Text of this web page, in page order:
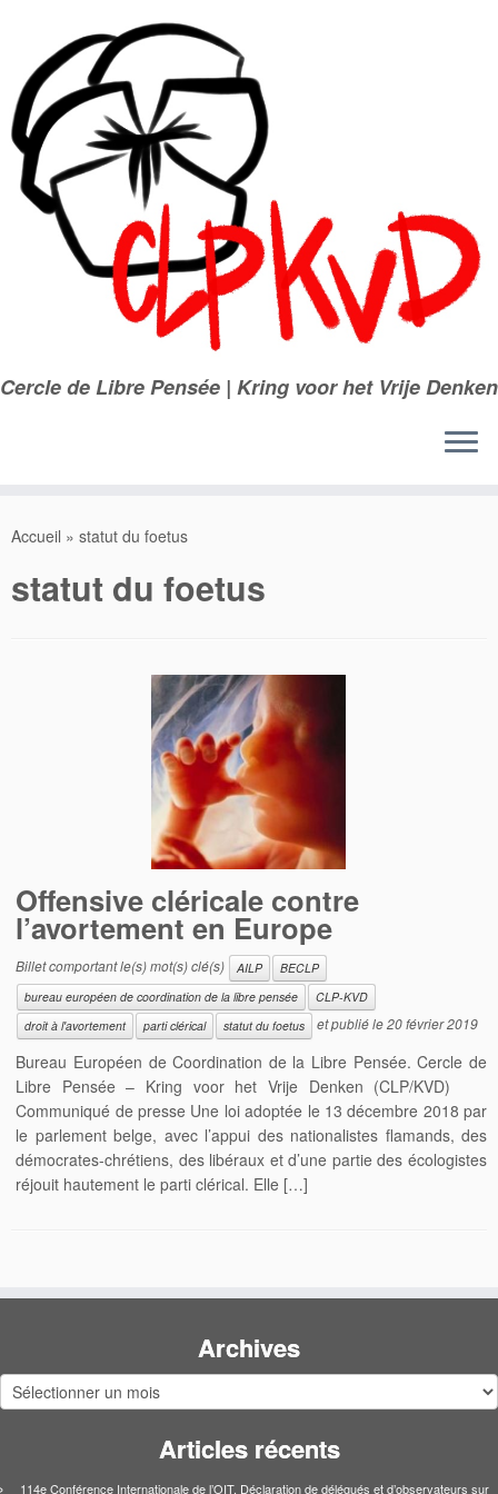
contenu
Cercle de Libre Pensée | Kring voor het Vrije Denken
Accueil » statut du foetus
statut du foetus
Offensive cléricale contre
l’avortement en Europe
Billet comportant le(s) mot(s) clé(s) AILP
BECLP
bureau européen de coordination de la libre pensée
CLP-KVD
droit à l'avortement
parti clérical statut du foetus et publié le20 février 2019
Bureau Européen de Coordination de la Libre Pensée. Cercle de
Libre Pensée – Kring voor het Vrije Denken (CLP/KVD)
Communiqué de presse Une loi adoptée le 13 décembre 2018 par
le parlement belge, avec l’appui des nationalistes flamands, des
démocrates-chrétiens, des libéraux et d’une partie des écologistes
réjouit hautement le parti clérical. Elle […]
Archives
Archives
Articles récents
114e Conférence Internationale de l’OIT. Déclaration de délégués et d’observateurs sur